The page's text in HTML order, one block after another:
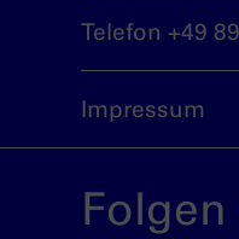
Telefon +49
Impressum